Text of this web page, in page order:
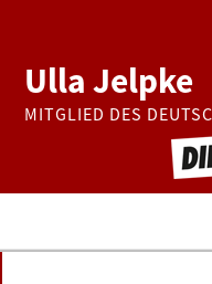
Ulla Jelpke
MITGLIED DES